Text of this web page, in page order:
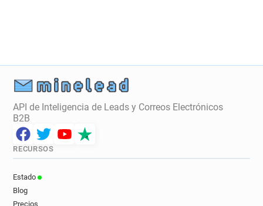
API de Inteligencia de Leads y Correos Electrónicos
B2B
RECURSOS
Estado
Blog
Precios